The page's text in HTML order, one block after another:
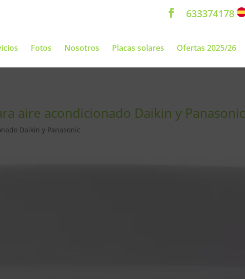
633374178
Fotos Nosotros Placas solares Ofertas 2025/26
aire acondicionado Daikin y Panasonic
Daikin y Panasonic